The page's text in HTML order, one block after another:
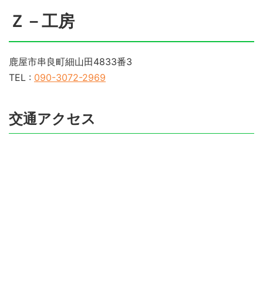
Ｚ－工房
鹿屋市串良町細山田4833番3
TEL : 090-3072-2969
交通アクセス